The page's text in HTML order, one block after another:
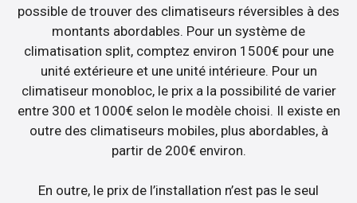
possible de trouver des climatiseurs réversibles à des
montants abordables. Pour un système de
climatisation split, comptez environ 1500€ pour une
unité extérieure et une unité intérieure. Pour un
climatiseur monobloc, le prix a la possibilité de varier
entre 300 et 1000€ selon le modèle choisi. Il existe en
outre des climatiseurs mobiles, plus abordables, à
partir de 200€ environ.
En outre, le prix de l’installation n’est pas le seul